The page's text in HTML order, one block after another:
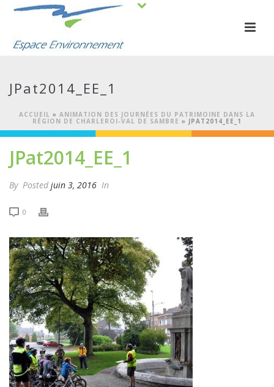
JPat2014_EE_1
ACCUEIL » ANIMATION DES JOURNÉES DU PATRIMOINE DANS LA
RÉGION DE CHARLEROI-VAL DE SAMBRE » JPAT2014_EE_1
JPat2014_EE_1
By Posted juin 3, 2016 In
0